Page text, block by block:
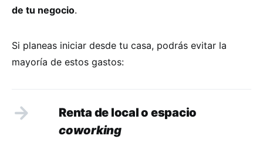
de tu negocio.
Si planeas iniciar desde tu casa, podrás evitar la
mayoría de estos gastos:
Renta de local o espacio
coworking